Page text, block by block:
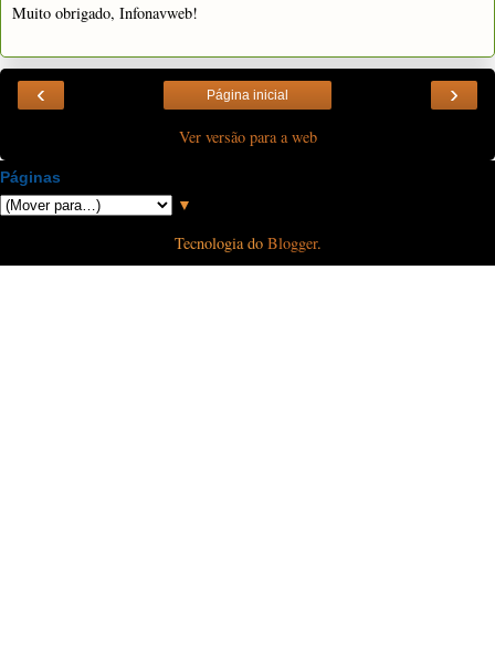
Muito obrigado, Infonavweb!
‹ ›
Página inicial
Ver versão para a web
Páginas
▼
Tecnologia do Blogger.